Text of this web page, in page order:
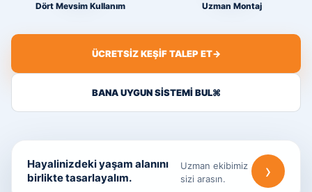
Dört Mevsim Kullanım Uzman Montaj
ÜCRETSIZ KEŞIF TALEP ET→
BANA UYGUN SISTEMI BUL⌘
Hayalinizdeki yaşam alanını
birlikte tasarlayalım.
Uzman ekibimiz
sizi arasın.
›